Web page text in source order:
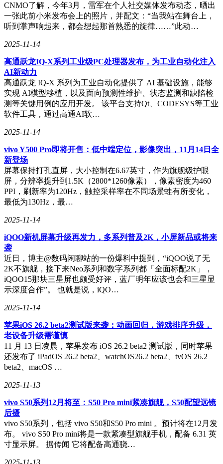
CNMO了解，今年3月，雷军在个人社交媒体发布动态，晒出
一张此前小米发布会上的照片，并配文：“当我站在舞台上，
听到掌声响起来，都会想起那首熟悉的旋律……”此动…
2025-11-14
高通跃龙IQ-X系列工业级PC处理器发布，为工业自动化注入
AI新动力
高通跃龙 IQ-X 系列为工业自动化提供了 AI 基础设施，能够
实现 AI模型移植，以及面向预测性维护、状态监测和缺陷检
测等关键用例的应用开发。 该平台支持Qt、CODESYS等工业
软件工具，通过高通AI软…
2025-11-14
vivo Y500 Pro即将开售：低中端定位，影像突出，11月14日全
新登场
屏幕保持打孔直屏，大小控制在6.67英寸，作为旗舰级护眼
屏，分辨率提升到1.5K（2800*1260像素），像素密度为460
PPI，刷新率为120Hz，触控采样率在不同场景蛙有所变化，
最低为130Hz，最…
2025-11-14
iQOO新机屏幕升级再发力，多系列普及2K，小屏新品或将来
袭
近日，博主@数码闲聊站的一份爆料中提到，“iQOO说了无
2K不旗舰，接下来Neo系列和数字系列都「全面标配2K」，
iQOO15那块三星屏也颇受好评，蓝厂明年应该也会和三星显
示深度合作”。 也就是说，iQO…
2025-11-14
苹果iOS 26.2 beta2测试版来袭：动画回归，游戏排序升级，
老设备升级需谨慎
11 月 13 日凌晨，苹果发布 iOS 26.2 beta2 测试版，同时苹果
还发布了 iPadOS 26.2 beta2、watchOS26.2 beta2、tvOS 26.2
beta2、macOS …
2025-11-13
vivo S50系列12月将至：S50 Pro mini紧凑旗舰，S50配望远镜
后摄
vivo S50系列，包括 vivo S50和S50 Pro mini 。预计将在12月发
布。 vivo S50 Pro mini将是一款紧凑型旗舰手机，配备 6.31 英
寸显示屏。 据传闻 它将配备高通骁…
2025-11-13